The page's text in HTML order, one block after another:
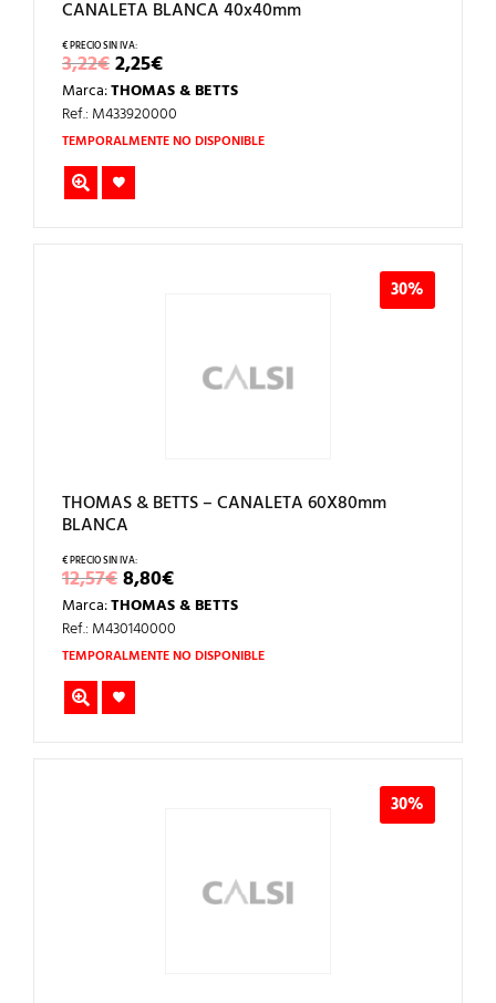
CANALETA BLANCA 40x40mm
3,22€EL
PRECIO
ORIGINAL
ERA:
3,22€.
2,25€EL
PRECIO
ACTUAL
ES:
2,25€.
Marca:THOMAS & BETTS
Ref.: M433920000
TEMPORALMENTE NO DISPONIBLE
30%
THOMAS & BETTS – CANALETA 60X80mm
BLANCA
12,57€EL
PRECIO
ORIGINAL
ERA:
12,57€.
8,80€EL
PRECIO
ACTUAL
ES:
8,80€.
Marca:THOMAS & BETTS
Ref.: M430140000
TEMPORALMENTE NO DISPONIBLE
30%